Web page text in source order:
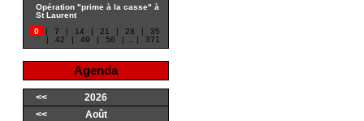
Opération "prime à la casse" à
St Laurent
0
| 7 | 14 | 21 | 28 |
35
|
42 | 49 | 56 | | 371
Agenda
<<
2026
<<
Août